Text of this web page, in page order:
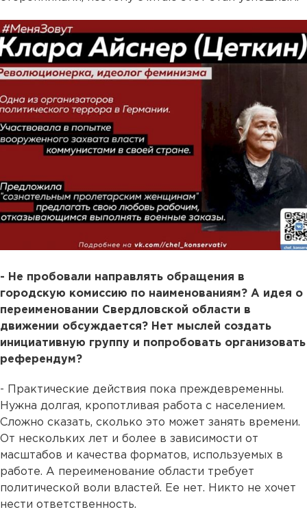
- Не пробовали направлять обращения в
городскую комиссию по наименованиям? А идея о
переименовании Свердловской области в
движении обсуждается? Нет мыслей создать
инициативную группу и попробовать организовать
референдум?
- Практические действия пока преждевременны.
Нужна долгая, кропотливая работа с населением.
Сложно сказать, сколько это может занять времени.
От нескольких лет и более в зависимости от
масштабов и качества форматов, используемых в
работе. А переименование области требует
политической воли властей. Ее нет. Никто не хочет
нести ответственность.